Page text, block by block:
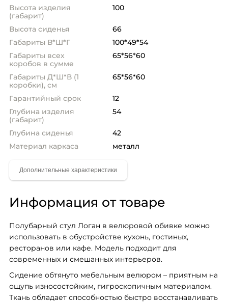
Высота изделия
(габарит)
100
Высота сиденья
66
Габариты В*Ш*Г
100*49*54
Габариты всех
коробов в сумме
65*56*60
Габариты Д*Ш*В (1
коробки), см
65*56*60
Гарантийный срок
12
Глубина изделия
(габарит)
54
Глубина сиденья
42
Материал каркаса
металл
Информация от товаре
Полубарный стул Логан в велюровой обивке можно
использовать в обустройстве кухонь, гостиных,
ресторанов или кафе. Модель подходит для
современных и смешанных интерьеров.
Сидение обтянуто мебельным велюром – приятным на
ощупь износостойким, гигроскопичным материалом.
Ткань обладает способностью быстро восстанавливать